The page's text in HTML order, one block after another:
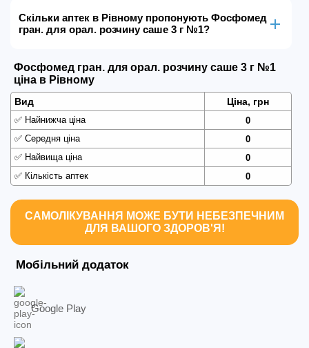
Скільки аптек в Рівному пропонують Фосфомед
гран. для орал. розчину саше 3 г №1?
Фосфомед гран. для орал. розчину саше 3 г №1
ціна в Рівному
Вид Ціна, грн
✅ Найнижча ціна
0
✅ Середня ціна
0
✅ Найвища ціна
0
✅ Кількість аптек 0
САМОЛІКУВАННЯ МОЖЕ БУТИ НЕБЕЗПЕЧНИМ
ДЛЯ ВАШОГО ЗДОРОВ'Я!
Мобільний додаток
Google Play